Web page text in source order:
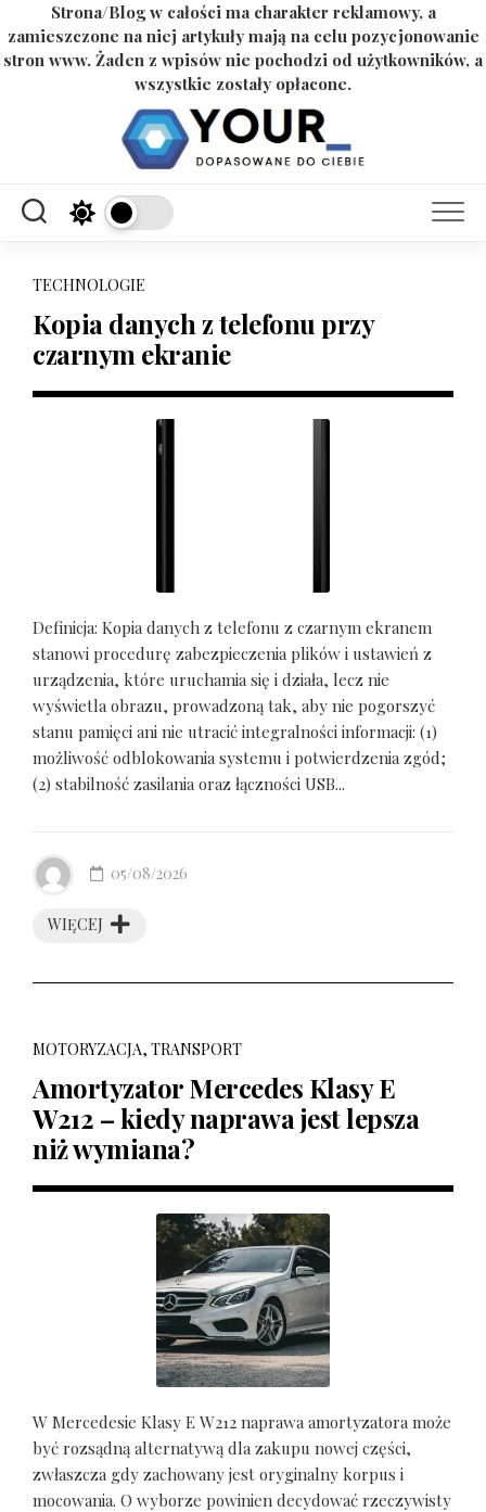
Strona/Blog w całości ma charakter reklamowy, a
zamieszczone na niej artykuły mają na celu pozycjonowanie
stron www. Żaden z wpisów nie pochodzi od użytkowników, a
wszystkie zostały opłacone.
TECHNOLOGIE
Kopia danych z telefonu przy
czarnym ekranie
Definicja: Kopia danych z telefonu z czarnym ekranem
stanowi procedurę zabezpieczenia plików i ustawień z
urządzenia, które uruchamia się i działa, lecz nie
wyświetla obrazu, prowadzoną tak, aby nie pogorszyć
stanu pamięci ani nie utracić integralności informacji: (1)
możliwość odblokowania systemu i potwierdzenia zgód;
(2) stabilność zasilania oraz łączności USB...
WIĘCEJ
05/08/2026
MOTORYZACJA, TRANSPORT
Amortyzator Mercedes Klasy E
W212 – kiedy naprawa jest lepsza
niż wymiana?
W Mercedesie Klasy E W212 naprawa amortyzatora może
być rozsądną alternatywą dla zakupu nowej części,
zwłaszcza gdy zachowany jest oryginalny korpus i
mocowania. O wyborze powinien decydować rzeczywisty